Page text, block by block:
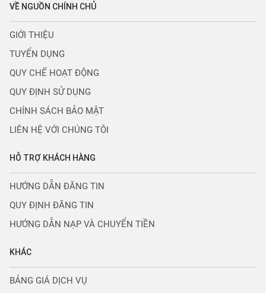
VỀ NGUỒN CHÍNH CHỦ
GIỚI THIỆU
TUYỂN DỤNG
QUY CHẾ HOẠT ĐỘNG
QUY ĐỊNH SỬ DỤNG
CHÍNH SÁCH BẢO MẬT
LIÊN HỆ VỚI CHÚNG TÔI
HỖ TRỢ KHÁCH HÀNG
HƯỚNG DẪN ĐĂNG TIN
QUY ĐỊNH ĐĂNG TIN
HƯỚNG DẪN NẠP VÀ CHUYỂN TIỀN
KHÁC
BẢNG GIÁ DỊCH VỤ